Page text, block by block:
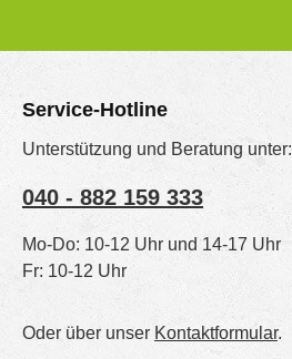
Service-Hotline
Unterstützung und Beratung unter:
040 - 882 159 333
Mo-Do: 10-12 Uhr und 14-17 Uhr
Fr: 10-12 Uhr
Oder über unser Kontaktformular.